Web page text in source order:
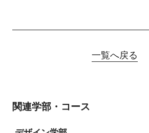
一覧へ戻る
関連学部・コース